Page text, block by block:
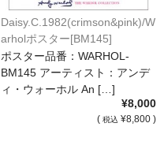
Daisy.C.1982(crimson&pink)/W
arholポスター[BM145]
ポスター品番：WARHOL-
BM145 アーティスト：アンデ
ィ・ウォーホル An […]
¥8,000
( 税込 ¥8,800 )